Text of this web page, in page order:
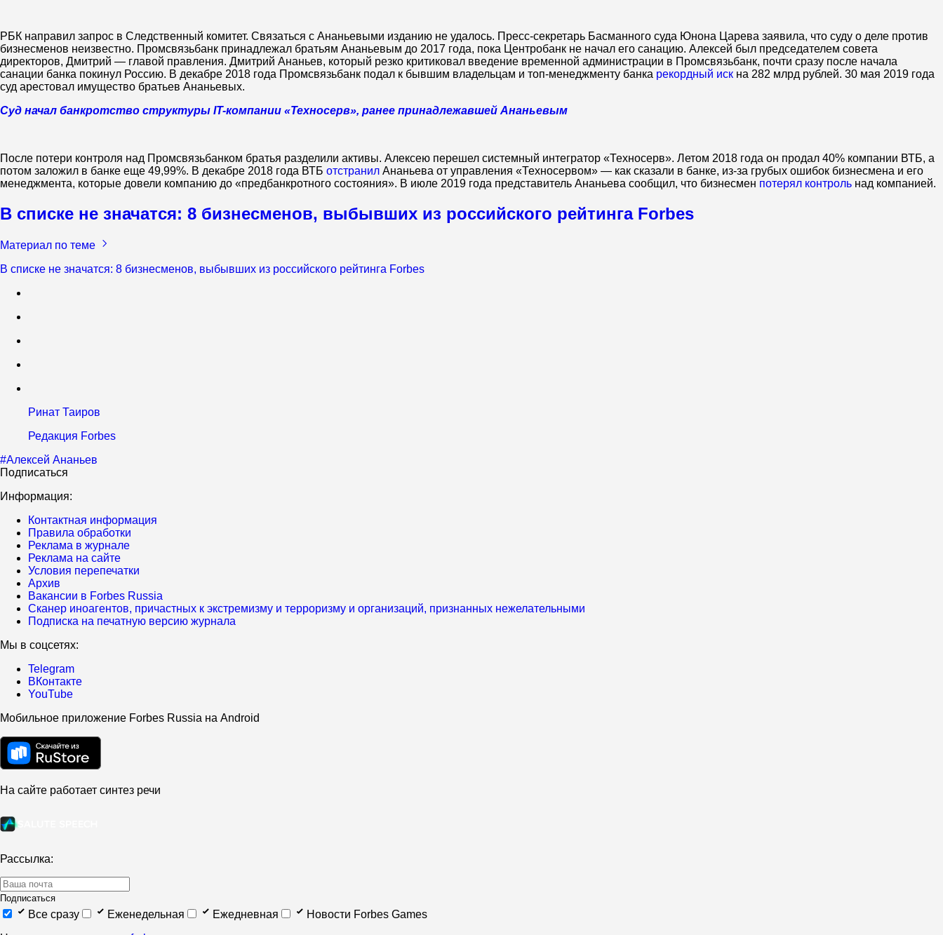
РБК направил запрос в Следственный комитет. Связаться с Ананьевыми изданию не удалось. Пресс-секретарь Басманного суда Юнона Царева заявила, что суду о деле против
бизнесменов неизвестно. Промсвязьбанк принадлежал братьям Ананьевым до 2017 года, пока Центробанк не начал его санацию. Алексей был председателем совета
директоров, Дмитрий — главой правления. Дмитрий Ананьев, который резко критиковал введение временной администрации в Промсвязьбанк, почти сразу после начала
санации банка покинул Россию. В декабре 2018 года Промсвязьбанк подал к бывшим владельцам и топ-менеджменту банка рекордный иск на 282 млрд рублей. 30 мая 2019 года
суд арестовал имущество братьев Ананьевых.
Суд начал банкротство структуры IT-компании «Техносерв», ранее принадлежавшей Ананьевым
После потери контроля над Промсвязьбанком братья разделили активы. Алексею перешел системный интегратор «Техносерв». Летом 2018 года он продал 40% компании ВТБ, а
потом заложил в банке еще 49,99%. В декабре 2018 года ВТБ отстранил Ананьева от управления «Техносервом» — как сказали в банке, из-за грубых ошибок бизнесмена и его
менеджмента, которые довели компанию до «предбанкротного состояния». В июле 2019 года представитель Ананьева сообщил, что бизнесмен потерял контроль над компанией.
В списке не значатся: 8 бизнесменов, выбывших из российского рейтинга Forbes
Материал по теме
В списке не значатся: 8 бизнесменов, выбывших из российского рейтинга Forbes
Ринат Таиров
Редакция Forbes
#Алексей Ананьев
Подписаться
Информация:
Контактная информация
Правила обработки
Реклама в журнале
Реклама на сайте
Условия перепечатки
Архив
Вакансии в Forbes Russia
Сканер иноагентов, причастных к экстремизму и терроризму и организаций, признанных нежелательными
Подписка на печатную версию журнала
Мы в соцсетях:
Telegram
ВКонтакте
YouTube
Мобильное приложение Forbes Russia на Android
На сайте работает синтез речи
Рассылка:
Подписаться
Все сразу Еженедельная Ежедневная
Новости Forbes Games